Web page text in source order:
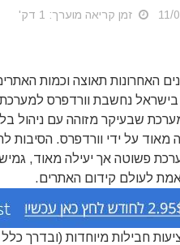
זמן קריאה מוערך: 1 דק'
נחשבת וורדפרס למערכת
שבעיקר מזוהה עם ניהול
מאוד על ידי וורדפרס.
פשוטה אך יעילה מאוד,
לעולם קידום האתרים.
חבילות מיוחדות (ובדרך